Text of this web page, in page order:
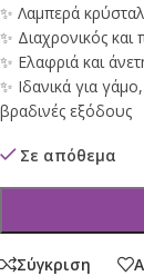
✨ Λαμπερά
✨ Διαχρονικός
✨ Ελαφριά και
✨ Ιδανικά για
βραδινές εξόδους
Σε απόθεμα
Σύγκριση